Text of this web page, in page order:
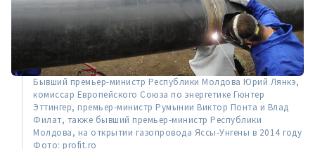
Бывший премьер-министр Республики Молдова Юрий Лянкэ,
комиссар Европейского Союза по энергетике Гюнтер
Эттингер, премьер-министр Румынии Виктор Понта и Влад
Филат, также бывший премьер-министр Республики
Молдова, на открытии газопровода Яссы-Унгены в 2014 году
Фото: profit.ro